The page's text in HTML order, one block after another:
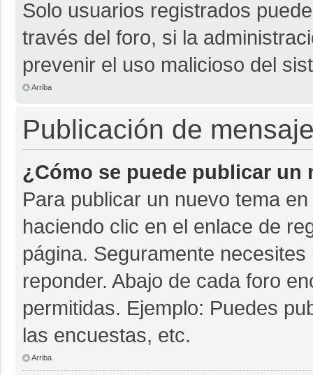
Solo usuarios registrados
través del foro, si la
prevenir el uso malicioso del
Arriba
Publicación de
¿Cómo se puede publicar un
Para publicar un nuevo tema
haciendo clic en el enlace de
página. Seguramente
reponder. Abajo de cada foro
permitidas. Ejemplo: Puedes
las encuestas, etc.
Arriba